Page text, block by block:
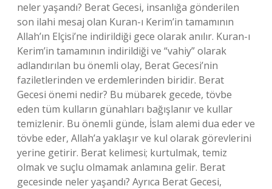
neler yaşandı? Berat Gecesi, insanlığa gönderilen
son ilahi mesaj olan Kuran-ı Kerim’in tamamının
Allah’ın Elçisi’ne indirildiği gece olarak anılır. Kuran-ı
Kerim’in tamamının indirildiği ve “vahiy” olarak
adlandırılan bu önemli olay, Berat Gecesi’nin
faziletlerinden ve erdemlerinden biridir. Berat
Gecesi önemi nedir? Bu mübarek gecede, tövbe
eden tüm kulların günahları bağışlanır ve kullar
temizlenir. Bu önemli günde, İslam alemi dua eder ve
tövbe eder, Allah’a yaklaşır ve kul olarak görevlerini
yerine getirir. Berat kelimesi; kurtulmak, temiz
olmak ve suçlu olmamak anlamına gelir. Berat
gecesinde neler yaşandı? Ayrıca Berat Gecesi,